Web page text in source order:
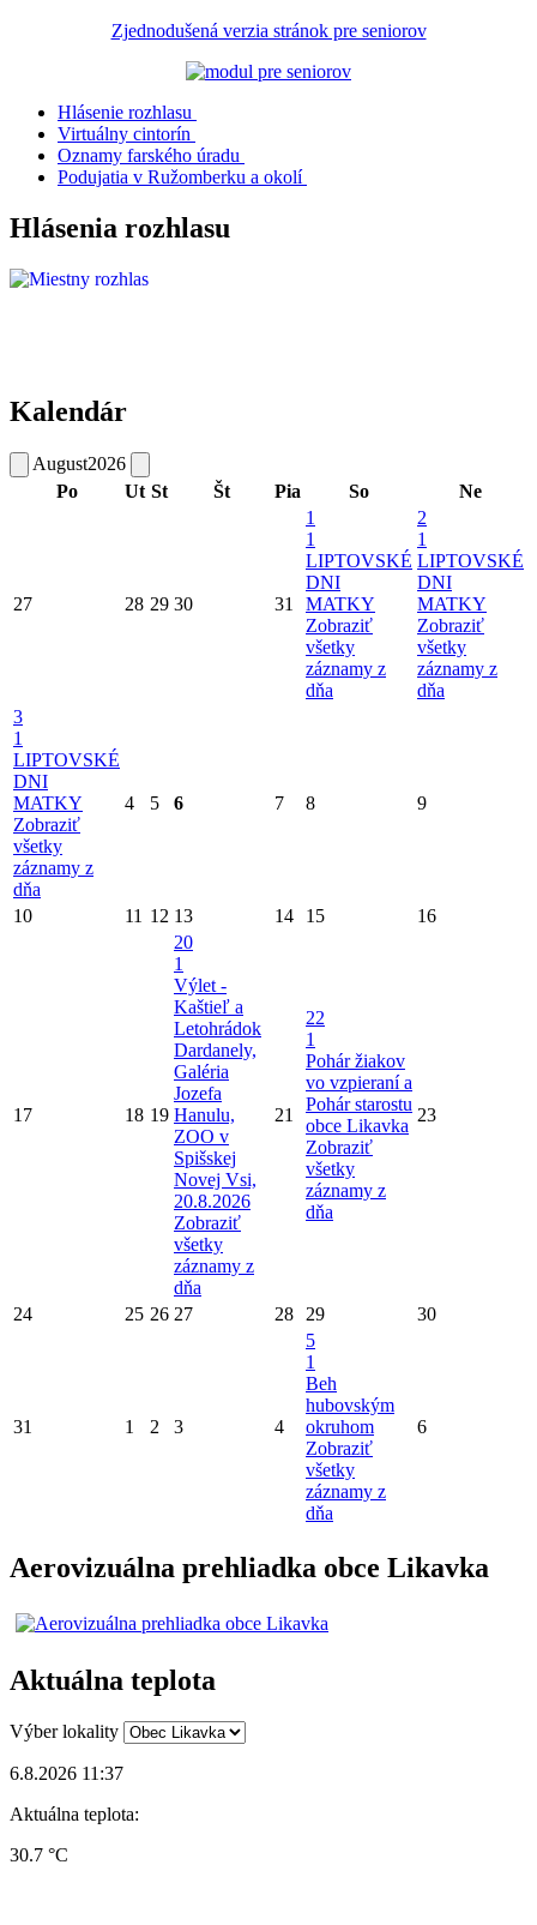
Zjednodušená verzia stránok pre seniorov
Hlásenie rozhlasu
Virtuálny cintorín
Oznamy farského úradu
Podujatia v Ružomberku a okolí
Hlásenia rozhlasu
Kalendár
August2026
Po
Ut St Št Pia So Ne
27 28 29 30 31
1
1
LIPTOVSKÉ
DNI
MATKY
Zobraziť
všetky
záznamy z
dňa
2
1
LIPTOVSKÉ
DNI
MATKY
Zobraziť
všetky
záznamy z
dňa
3
1
LIPTOVSKÉ
DNI
MATKY
Zobraziť
všetky
záznamy z
dňa
4 5 6 7 8 9
10 11 12 13 14 15 16
17 18 19
20
1
Výlet -
Kaštieľ a
Letohrádok
Dardanely,
Galéria
Jozefa
Hanulu,
ZOO v
Spišskej
Novej Vsi,
20.8.2026
Zobraziť
všetky
záznamy z
dňa
21
22
1
Pohár žiakov
vo vzpieraní a
Pohár starostu
obce Likavka
Zobraziť
všetky
záznamy z
dňa
23
24 25 26 27 28 29 30
31 1 2 3 4
5
1
Beh
hubovským
okruhom
Zobraziť
všetky
záznamy z
dňa
6
Aerovizuálna prehliadka obce Likavka
Aktuálna teplota
Výber lokality
6.8.2026 11:37
Aktuálna teplota:
30.7 °C